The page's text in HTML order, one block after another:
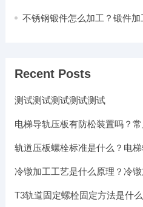
不锈钢锻件怎么加工？锻件加
Recent Posts
测试测试测试测试测试
电梯导轨压板有防松装置吗？
轨道压板螺栓标准是什么？电
冷镦加工工艺是什么原理？冷镦
T3轨道固定螺栓固定方法是什